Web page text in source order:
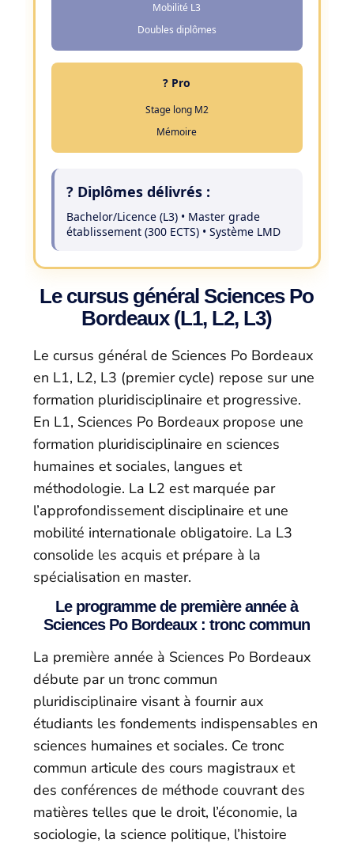
Mobilité L3
Doubles diplômes
? Pro
Stage long M2
Mémoire
?️ Diplômes délivrés :
Bachelor/Licence (L3) • Master grade
établissement (300 ECTS) • Système LMD
Le cursus général Sciences Po
Bordeaux (L1, L2, L3)
Le cursus général de Sciences Po Bordeaux
en L1, L2, L3 (premier cycle) repose sur une
formation pluridisciplinaire et progressive.
En L1, Sciences Po Bordeaux propose une
formation pluridisciplinaire en sciences
humaines et sociales, langues et
méthodologie. La L2 est marquée par
l’approfondissement disciplinaire et une
mobilité internationale obligatoire. La L3
consolide les acquis et prépare à la
spécialisation en master.
Le programme de première année à
Sciences Po Bordeaux : tronc commun
La première année à Sciences Po Bordeaux
débute par un tronc commun
pluridisciplinaire visant à fournir aux
étudiants les fondements indispensables en
sciences humaines et sociales. Ce tronc
commun articule des cours magistraux et
des conférences de méthode couvrant des
matières telles que le droit, l’économie, la
sociologie, la science politique, l’histoire